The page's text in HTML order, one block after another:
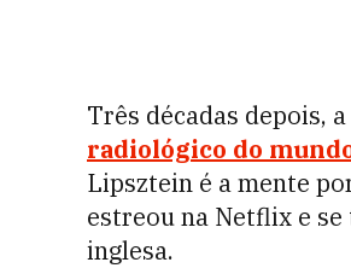
Três décadas depois,
radiológico do
Lipsztein é a mente
estreou na Netflix e
inglesa.